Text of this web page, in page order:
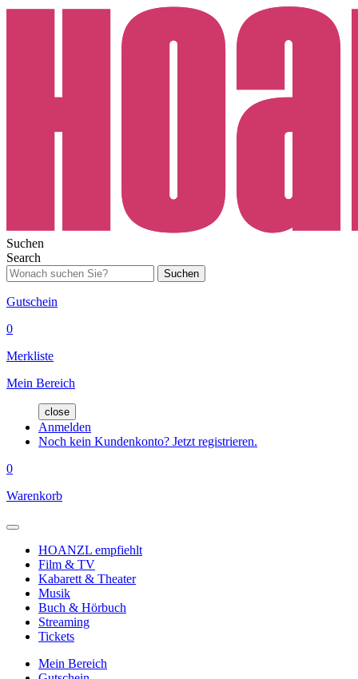
Suchen
Search
Suchen
Gutschein
0
Merkliste
Mein Bereich
close
Anmelden
Noch kein Kundenkonto? Jetzt registrieren.
0
Warenkorb
HOANZL empfiehlt
Film & TV
Kabarett & Theater
Musik
Buch & Hörbuch
Streaming
Tickets
Mein Bereich